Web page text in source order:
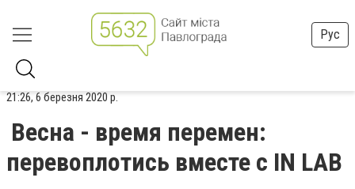
Рус
21:26, 6 березня 2020 р.
Весна - время перемен:
перевоплотись вместе с IN LAB